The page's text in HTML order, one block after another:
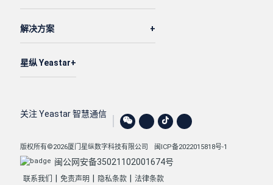
解决方案
星纵 Yeastar
关注 Yeastar 智慧通信
版权所有©2026厦门星纵数字科技有限公司 闽ICP备2022015818号-1
闽公网安备35021102001674号
联系我们 免责声明 隐私条款 法律条款